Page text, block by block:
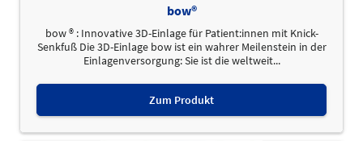
bow®
bow ® : Innovative 3D-Einlage für Patient:innen mit Knick-
Senkfuß Die 3D-Einlage bow ist ein wahrer Meilenstein in der
Einlagenversorgung: Sie ist die weltweit...
Zum Produkt